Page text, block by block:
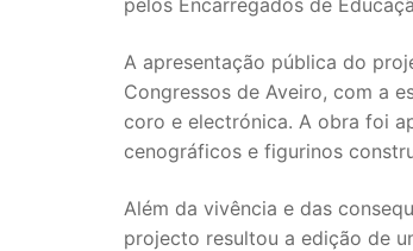
pelos Encarregados de
A apresentação pública do
Congressos de Aveiro, com a
coro e electrónica. A obra foi
cenográficos e figurinos
Além da vivência e das
projecto resultou a edição de